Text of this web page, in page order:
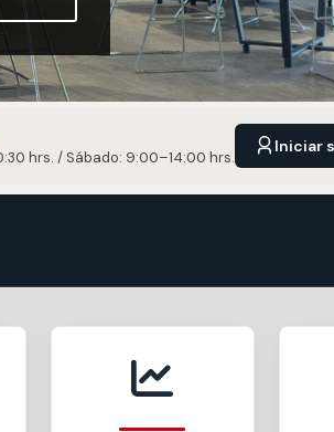
hrs. / Sábado: 9:00–14:00 hrs.
Iniciar